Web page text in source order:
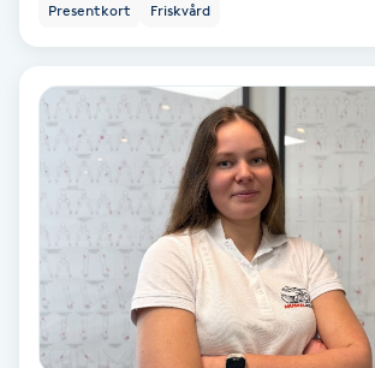
Coachning
Color correction
Cryoterapi
Damklippning
Dermapen
Presentkort Friskvård